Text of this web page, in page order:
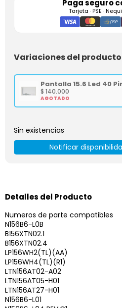
Paga seguro
Tarjeta · PSE ·
Variaciones del
Pantalla 15.6 Led 40
$ 140.000
AGOTADO
Sin existencias
Notificar
Detalles del Producto
Numeros de parte compatibles
N156B6-L0B
B156XTN02.1
B156XTN02.4
LP156WH2(TL)(AA)
LP156WH4(TL)(R1)
LTN156AT02-A02
LTN156AT05-H01
LTN156AT27-H01
N156B6-L01